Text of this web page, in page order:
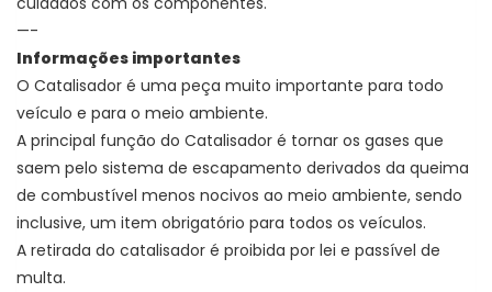
—-
Informações importantes
O Catalisador é uma peça muito importante para todo
veículo e para o meio ambiente.
A principal função do Catalisador é tornar os gases que
saem pelo sistema de escapamento derivados da queima
de combustível menos nocivos ao meio ambiente, sendo
inclusive, um item obrigatório para todos os veículos.
A retirada do catalisador é proibida por lei e passível de
multa.